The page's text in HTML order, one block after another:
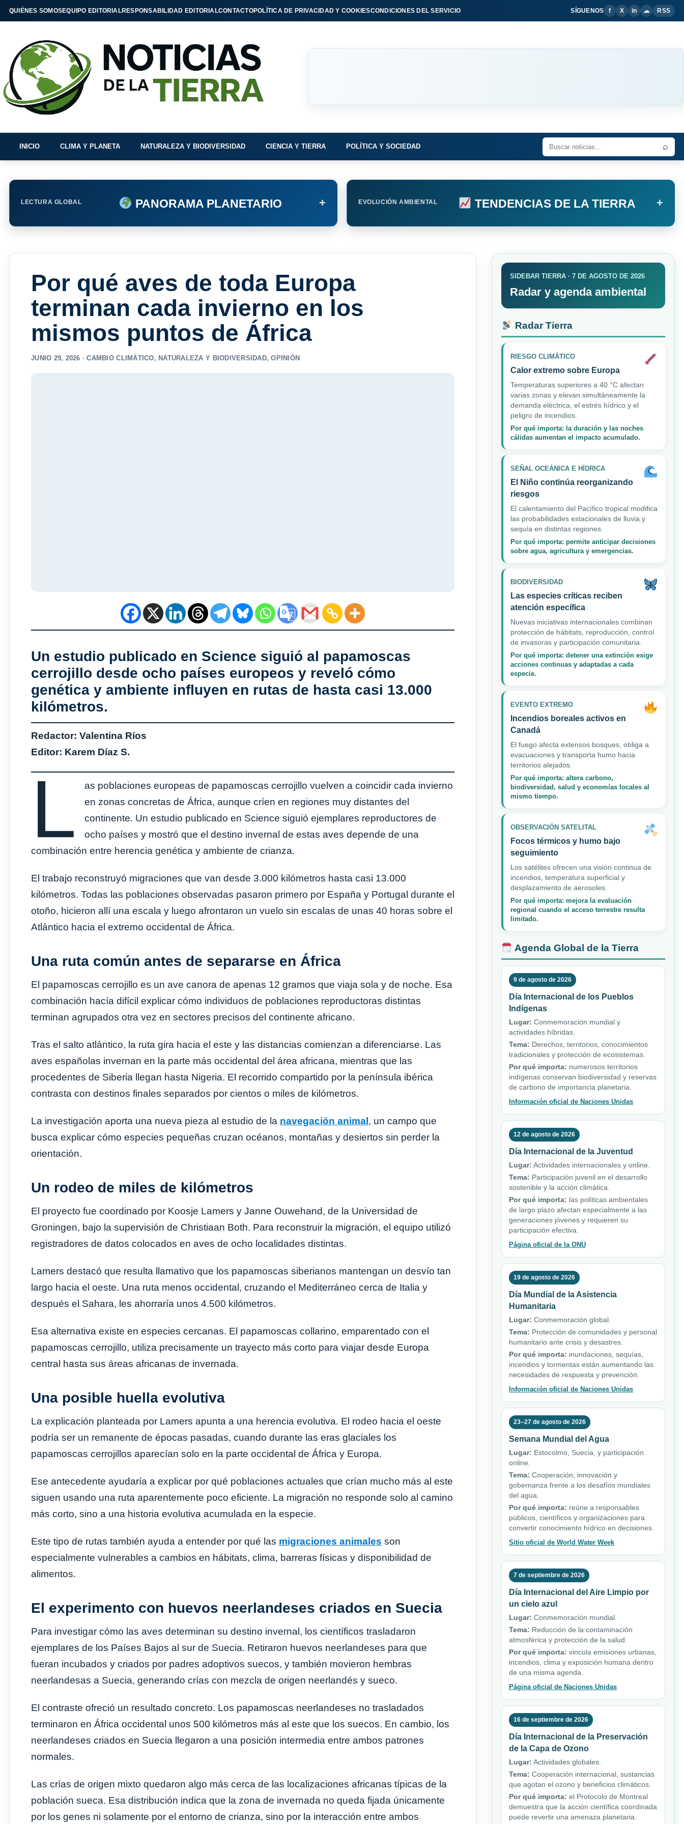
QUIÉNES SOMOSEQUIPO EDITORIALRESPONSABILIDAD EDITORIALCONTACTOPOLÍTICA DE PRIVACIDAD Y COOKIESCONDICIONES DEL SERVICIO SÍGUENOS f X in ☁ RSS
INICIO CLIMA Y PLANETA NATURALEZA Y BIODIVERSIDAD CIENCIA Y TIERRA POLÍTICA Y SOCIEDAD ⌕
LECTURA GLOBAL PANORAMA PLANETARIO + EVOLUCIÓN AMBIENTAL TENDENCIAS DE LA TIERRA +
Por qué aves de toda Europa
terminan cada invierno en los
mismos puntos de África
JUNIO 29, 2026 ·CAMBIO CLIMÁTICO, NATURALEZA Y BIODIVERSIDAD,OPINIÓN
Un estudio publicado en Science siguió al papamoscas
cerrojillo desde ocho países europeos y reveló cómo
genética y ambiente influyen en rutas de hasta casi 13.000
kilómetros.
Redactor: Valentina Ríos
Editor: Karem Díaz S.
L
as poblaciones europeas de papamoscas cerrojillo vuelven a coincidir cada invierno
en zonas concretas de África, aunque críen en regiones muy distantes del
continente. Un estudio publicado en Science siguió ejemplares reproductores de
ocho países y mostró que el destino invernal de estas aves depende de una
combinación entre herencia genética y ambiente de crianza.
El trabajo reconstruyó migraciones que van desde 3.000 kilómetros hasta casi 13.000
kilómetros. Todas las poblaciones observadas pasaron primero por España y Portugal durante el
otoño, hicieron allí una escala y luego afrontaron un vuelo sin escalas de unas 40 horas sobre el
Atlántico hacia el extremo occidental de África.
Una ruta común antes de separarse en África
El papamoscas cerrojillo es un ave canora de apenas 12 gramos que viaja sola y de noche. Esa
combinación hacía difícil explicar cómo individuos de poblaciones reproductoras distintas
terminan agrupados otra vez en sectores precisos del continente africano.
Tras el salto atlántico, la ruta gira hacia el este y las distancias comienzan a diferenciarse. Las
aves españolas invernan en la parte más occidental del área africana, mientras que las
procedentes de Siberia llegan hasta Nigeria. El recorrido compartido por la península ibérica
contrasta con destinos finales separados por cientos o miles de kilómetros.
La investigación aporta una nueva pieza al estudio de la navegación animal, un campo que
busca explicar cómo especies pequeñas cruzan océanos, montañas y desiertos sin perder la
orientación.
Un rodeo de miles de kilómetros
El proyecto fue coordinado por Koosje Lamers y Janne Ouwehand, de la Universidad de
Groningen, bajo la supervisión de Christiaan Both. Para reconstruir la migración, el equipo utilizó
registradores de datos colocados en aves de ocho localidades distintas.
Lamers destacó que resulta llamativo que los papamoscas siberianos mantengan un desvío tan
largo hacia el oeste. Una ruta menos occidental, cruzando el Mediterráneo cerca de Italia y
después el Sahara, les ahorraría unos 4.500 kilómetros.
Esa alternativa existe en especies cercanas. El papamoscas collarino, emparentado con el
papamoscas cerrojillo, utiliza precisamente un trayecto más corto para viajar desde Europa
central hasta sus áreas africanas de invernada.
Una posible huella evolutiva
La explicación planteada por Lamers apunta a una herencia evolutiva. El rodeo hacia el oeste
podría ser un remanente de épocas pasadas, cuando durante las eras glaciales los
papamoscas cerrojillos aparecían solo en la parte occidental de África y Europa.
Ese antecedente ayudaría a explicar por qué poblaciones actuales que crían mucho más al este
siguen usando una ruta aparentemente poco eficiente. La migración no responde solo al camino
más corto, sino a una historia evolutiva acumulada en la especie.
Este tipo de rutas también ayuda a entender por qué las migraciones animales son
especialmente vulnerables a cambios en hábitats, clima, barreras físicas y disponibilidad de
alimentos.
El experimento con huevos neerlandeses criados en Suecia
Para investigar cómo las aves determinan su destino invernal, los científicos trasladaron
ejemplares de los Países Bajos al sur de Suecia. Retiraron huevos neerlandeses para que
fueran incubados y criados por padres adoptivos suecos, y también movieron hembras
neerlandesas a Suecia, generando crías con mezcla de origen neerlandés y sueco.
El contraste ofreció un resultado concreto. Los papamoscas neerlandeses no trasladados
terminaron en África occidental unos 500 kilómetros más al este que los suecos. En cambio, los
neerlandeses criados en Suecia llegaron a una posición intermedia entre ambos patrones
normales.
Las crías de origen mixto quedaron algo más cerca de las localizaciones africanas típicas de la
población sueca. Esa distribución indica que la zona de invernada no queda fijada únicamente
por los genes ni solamente por el entorno de crianza, sino por la interacción entre ambos
SIDEBAR TIERRA · 7 DE AGOSTO DE 2026
Radar y agenda ambiental
Radar Tierra
RIESGO CLIMÁTICO
Calor extremo sobre Europa
Temperaturas superiores a 40 °C afectan
varias zonas y elevan simultáneamente la
demanda eléctrica, el estrés hídrico y el
peligro de incendios.
Por qué importa: la duración y las noches
cálidas aumentan el impacto acumulado.
SEÑAL OCEÁNICA E HÍDRICA
El Niño continúa reorganizando
riesgos
El calentamiento del Pacífico tropical modifica
las probabilidades estacionales de lluvia y
sequía en distintas regiones.
Por qué importa: permite anticipar decisiones
sobre agua, agricultura y emergencias.
BIODIVERSIDAD
Las especies críticas reciben
atención específica
Nuevas iniciativas internacionales combinan
protección de hábitats, reproducción, control
de invasoras y participación comunitaria.
Por qué importa: detener una extinción exige
acciones continuas y adaptadas a cada
especie.
EVENTO EXTREMO
Incendios boreales activos en
Canadá
El fuego afecta extensos bosques, obliga a
evacuaciones y transporta humo hacia
territorios alejados.
Por qué importa: altera carbono,
biodiversidad, salud y economías locales al
mismo tiempo.
OBSERVACIÓN SATELITAL
Focos térmicos y humo bajo
seguimiento
Los satélites ofrecen una visión continua de
incendios, temperatura superficial y
desplazamiento de aerosoles.
Por qué importa: mejora la evaluación
regional cuando el acceso terrestre resulta
limitado.
Agenda Global de la Tierra
9 de agosto de 2026
Día Internacional de los Pueblos
Indígenas
Lugar: Conmemoración mundial y
actividades híbridas.
Tema: Derechos, territorios, conocimientos
tradicionales y protección de ecosistemas.
Por qué importa: numerosos territorios
indígenas conservan biodiversidad y reservas
de carbono de importancia planetaria.
Información oficial de Naciones Unidas
12 de agosto de 2026
Día Internacional de la Juventud
Lugar: Actividades internacionales y online.
Tema: Participación juvenil en el desarrollo
sostenible y la acción climática.
Por qué importa: las políticas ambientales
de largo plazo afectan especialmente a las
generaciones jóvenes y requieren su
participación efectiva.
Página oficial de la ONU
19 de agosto de 2026
Día Mundial de la Asistencia
Humanitaria
Lugar: Conmemoración global.
Tema: Protección de comunidades y personal
humanitario ante crisis y desastres.
Por qué importa: inundaciones, sequías,
incendios y tormentas están aumentando las
necesidades de respuesta y prevención.
Información oficial de Naciones Unidas
23–27 de agosto de 2026
Semana Mundial del Agua
Lugar: Estocolmo, Suecia, y participación
online.
Tema: Cooperación, innovación y
gobernanza frente a los desafíos mundiales
del agua.
Por qué importa: reúne a responsables
públicos, científicos y organizaciones para
convertir conocimiento hídrico en decisiones.
Sitio oficial de World Water Week
7 de septiembre de 2026
Día Internacional del Aire Limpio por
un cielo azul
Lugar: Conmemoración mundial.
Tema: Reducción de la contaminación
atmosférica y protección de la salud.
Por qué importa: vincula emisiones urbanas,
incendios, clima y exposición humana dentro
de una misma agenda.
Página oficial de Naciones Unidas
16 de septiembre de 2026
Día Internacional de la Preservación
de la Capa de Ozono
Lugar: Actividades globales.
Tema: Cooperación internacional, sustancias
que agotan el ozono y beneficios climáticos.
Por qué importa: el Protocolo de Montreal
demuestra que la acción científica coordinada
puede revertir una amenaza planetaria.